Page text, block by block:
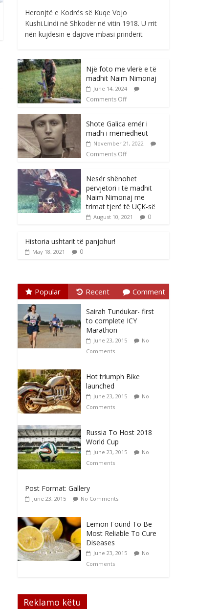
Heronjtë e Kodrës së Kuqe Vojo
Kushi.Lindi në Shkodër në vitin 1918. U rrit
nën kujdesin e dajove mbasi prindërit
Një foto me vlerë e të
madhit Naim Nimonaj
June 14, 2024
Comments Off
Shote Galica emër i
madh i mëmëdheut
November 21, 2022
Comments Off
Nesër shënohet
përvjetori i të madhit
Naim Nimonaj me
trimat tjerë të UÇK-së
August 10, 2021 0
Historia ushtarit të panjohur!
May 18, 2021 0
Popular Recent Comment
Sairah Tundukar- first
to complete ICY
Marathon
June 23, 2015
No
Comments
Hot triumph Bike
launched
June 23, 2015
No
Comments
Russia To Host 2018
World Cup
June 23, 2015
No
Comments
Post Format: Gallery
June 23, 2015 No Comments
Lemon Found To Be
Most Reliable To Cure
Diseases
June 23, 2015
No
Comments
Reklamo këtu